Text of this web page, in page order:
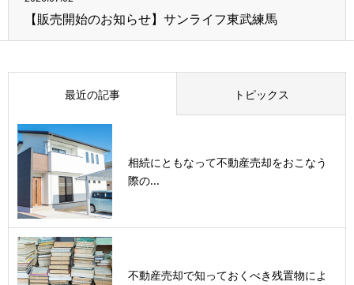
【販売開始のお知らせ】サンライフ東武練馬
最近の記事 トピックス
相続にともなって不動産売却をおこなう
際の...
不動産売却で知っておくべき残置物によ